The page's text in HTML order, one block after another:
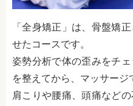
「全身矯正」は、骨盤矯
せたコースです。
姿勢分析で体の歪みをチ
を整えてから、マッサージ
肩こりや腰痛、頭痛など